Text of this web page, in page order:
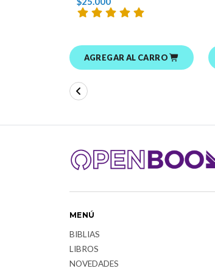
AGREGAR AL CARRO
MENÚ
BIBLIAS
LIBROS
NOVEDADES